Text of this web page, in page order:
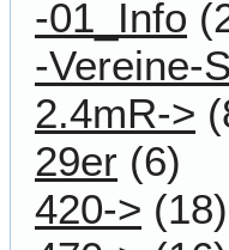
-01_Info
-Vereine-
2.4mR->
29er (6)
420-> (18)